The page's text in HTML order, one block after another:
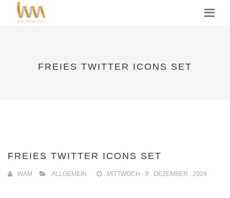
MENU
FREIES TWITTER ICONS SET
FREIES TWITTER ICONS SET
WAM ALLGEMEIN MITTWOCH - 9 . DEZEMBER . 2009